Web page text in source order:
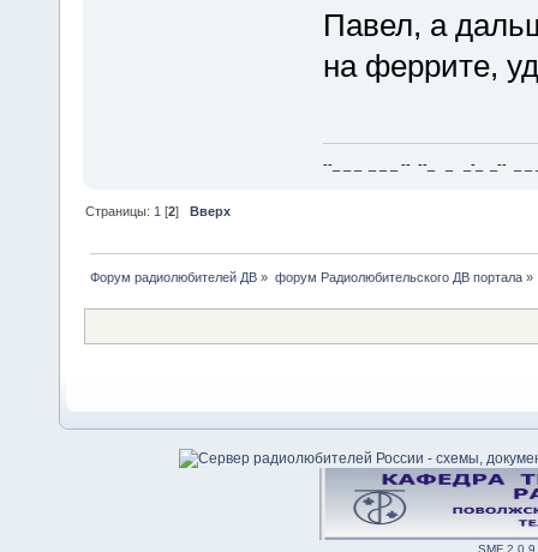
Павел, а
на феррите,
--_ _ _ _ _ _ -- --_ _ _-_ _-- _ _
Страницы: 1 [2] Вверх
Форум радиолюбителей ДВ » форум Радиолюбительского ДВ портала»